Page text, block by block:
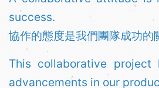
success.
協作的態度是我們團隊成功的
This collaborative
advancements in our